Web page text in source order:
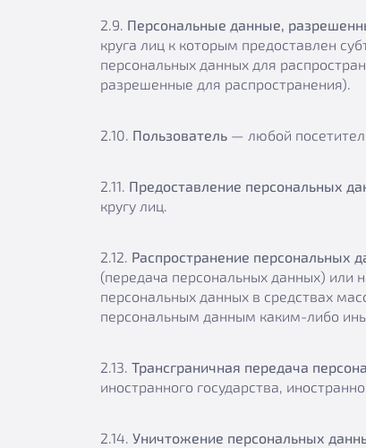
2.9. Персональные данные,
круга лиц к которым предоставлен
персональных данных для
разрешенные для распространения).
2.10. Пользователь — любой
2.11. Предоставление персональных
кругу лиц.
2.12. Распространение персональных
(передача персональных данных) или
персональных данных в средствах
персональным данным каким-либо
2.13. Трансграничная передача
иностранного государства,
2.14. Уничтожение персональных